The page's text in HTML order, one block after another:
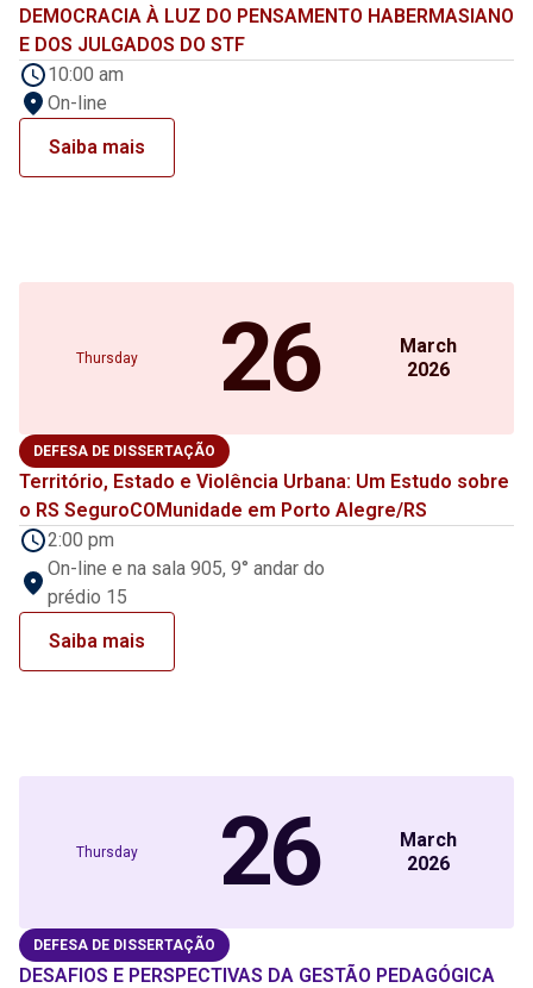
DEMOCRACIA À LUZ DO PENSAMENTO HABERMASIANO
E DOS JULGADOS DO STF
10:00 am
On-line
Saiba mais
Thursday 26
March
2026
DEFESA DE DISSERTAÇÃO
Território, Estado e Violência Urbana: Um Estudo sobre
o RS SeguroCOMunidade em Porto Alegre/RS
2:00 pm
On-line e na sala 905, 9° andar do
prédio 15
Saiba mais
Thursday 26
March
2026
DEFESA DE DISSERTAÇÃO
DESAFIOS E PERSPECTIVAS DA GESTÃO PEDAGÓGICA